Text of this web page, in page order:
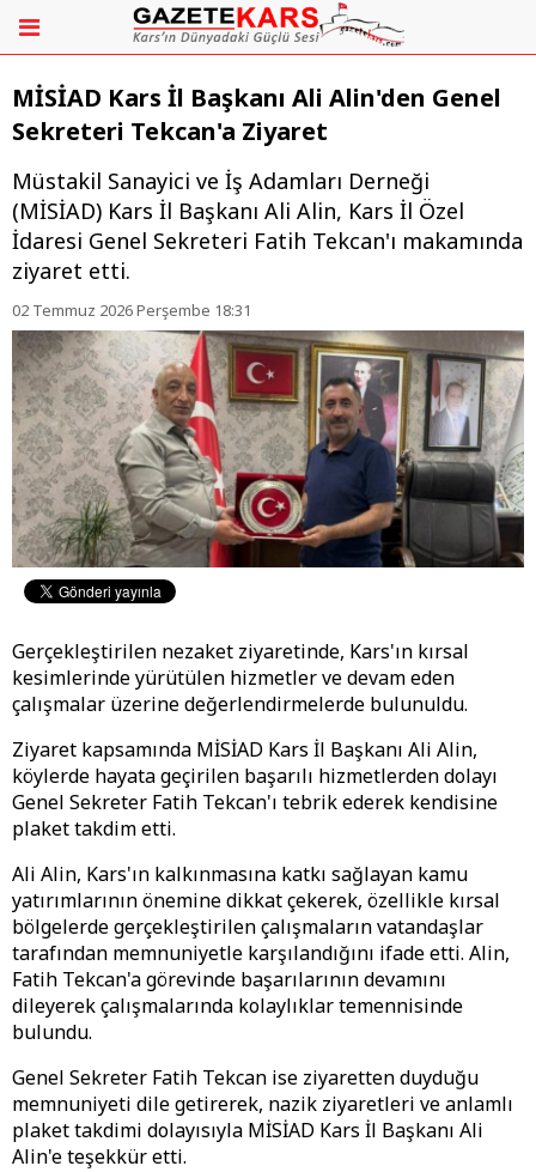
MİSİAD Kars İl Başkanı Ali Alin'den Genel
Sekreteri Tekcan'a Ziyaret
Müstakil Sanayici ve İş Adamları Derneği
(MİSİAD) Kars İl Başkanı Ali Alin, Kars İl Özel
İdaresi Genel Sekreteri Fatih Tekcan'ı makamında
ziyaret etti.
02 Temmuz 2026 Perşembe 18:31
Gerçekleştirilen nezaket ziyaretinde, Kars'ın kırsal
kesimlerinde yürütülen hizmetler ve devam eden
çalışmalar üzerine değerlendirmelerde bulunuldu.
Ziyaret kapsamında MİSİAD Kars İl Başkanı Ali Alin,
köylerde hayata geçirilen başarılı hizmetlerden dolayı
Genel Sekreter Fatih Tekcan'ı tebrik ederek kendisine
plaket takdim etti.
Ali Alin, Kars'ın kalkınmasına katkı sağlayan kamu
yatırımlarının önemine dikkat çekerek, özellikle kırsal
bölgelerde gerçekleştirilen çalışmaların vatandaşlar
tarafından memnuniyetle karşılandığını ifade etti. Alin,
Fatih Tekcan'a görevinde başarılarının devamını
dileyerek çalışmalarında kolaylıklar temennisinde
bulundu.
Genel Sekreter Fatih Tekcan ise ziyaretten duyduğu
memnuniyeti dile getirerek, nazik ziyaretleri ve anlamlı
plaket takdimi dolayısıyla MİSİAD Kars İl Başkanı Ali
Alin'e teşekkür etti.